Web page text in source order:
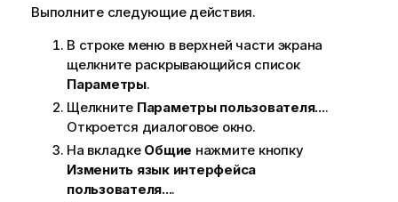
Выполните следующие действия.
В строке меню в верхней части экрана
щелкните раскрывающийся список
Параметры.
Щелкните Параметры пользователя....
Откроется диалоговое окно.
На вкладке Общие нажмите кнопку
Изменить язык интерфейса
пользователя....